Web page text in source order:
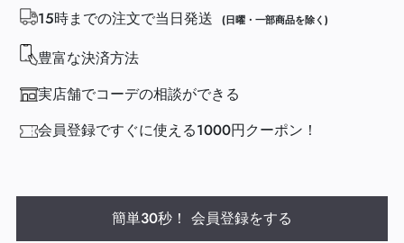
15時までの注文で当日発送
(日曜・一部商品を除く)
豊富な決済方法
実店舗でコーデの相談ができる
会員登録ですぐに使える1000円クーポン！
簡単30秒！ 会員登録をする